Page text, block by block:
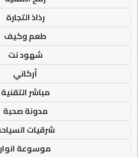
رذاذ التجارة
طعم وكيف
شهود نت
أركاني
مباشر التقنية
مدونة صحبة
شرقيات
موسوعة انوار